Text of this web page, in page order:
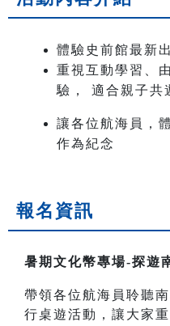
體驗史前館最新
重視互動學習、
驗， 適合親子共
讓各位航海員，
作為紀念
報名資訊
暑期文化幣專場-探遊
帶領各位航海員聆聽
行桌遊活動，讓大家